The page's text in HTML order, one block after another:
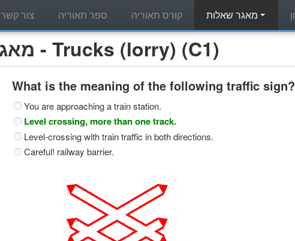
קורס תאוריה ספר תאוריה צור קשר
מאגר שאלות תאוריה - Trucks (lorry) (C1)
What is the meaning of the following traffic sign?
You are approaching a train station.
Level crossing, more than one track.
Level-crossing with train traffic in both directions.
Careful! railway barrier.